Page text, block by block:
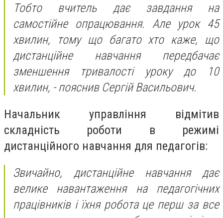
Тобто вчитель дає завдання на
самостійне опрацювання. Але урок 45
хвилин, тому що багато хто каже, що
дистанційне навчання передбачає
зменшення тривалості уроку до 10
хвилин, - пояснив Сергій Васильович.
Начальник управління відмітив
складність роботи в режимі
дистанційного навчання для педагогів:
Звичайно, дистанційне навчання дає
велике навантаження на педагогічних
працівників і їхня робота це перш за все